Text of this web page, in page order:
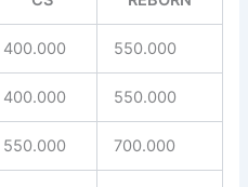
400.000 550.000
400.000 550.000
550.000 700.000